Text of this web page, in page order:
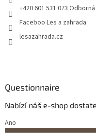
+420 601 531 073
Faceboo Les a zahrada
lesazahrada.cz
Questionnaire
Nabízí náš e-shop
Ano